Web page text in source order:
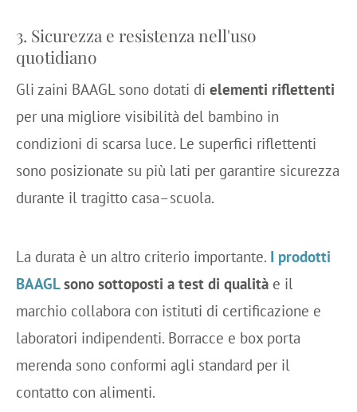
3. Sicurezza e resistenza nell'uso
quotidiano
Gli zaini BAAGL sono dotati di elementi riflettenti
per una migliore visibilità del bambino in
condizioni di scarsa luce. Le superfici riflettenti
sono posizionate su più lati per garantire sicurezza
durante il tragitto casa–scuola.
La durata è un altro criterio importante. I prodotti
BAAGLsono sottoposti a test di qualità e il
marchio collabora con istituti di certificazione e
laboratori indipendenti. Borracce e box porta
merenda sono conformi agli standard per il
contatto con alimenti.